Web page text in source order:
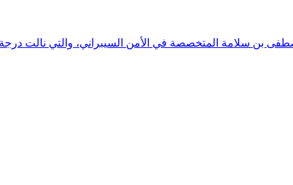
بن سلامة المتخصصة في الأمن السيبراني، والتي نالت